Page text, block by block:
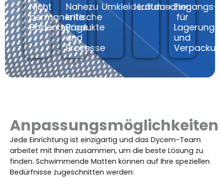
Nicht
permanente
Bodenbeläge
Nahezu
kritische
Produkte
und
Prozesse
Umkleideräume
Luftduschen
für
Lagerung
und
Anpassungsmöglichkeiten
Jede Einrichtung ist einzigartig und das Dycem-Team
arbeitet mit Ihnen zusammen, um die beste Lösung zu
finden. Schwimmende Matten können auf Ihre speziellen
Bedürfnisse zugeschnitten werden: